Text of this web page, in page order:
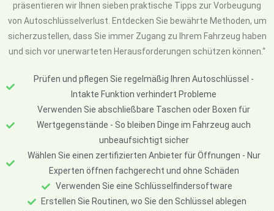
präsentieren wir Ihnen sieben praktische Tipps zur Vorbeugung
von Autoschlüsselverlust. Entdecken Sie bewährte Methoden, um
sicherzustellen, dass Sie immer Zugang zu Ihrem Fahrzeug haben
und sich vor unerwarteten Herausforderungen schützen können.“
Prüfen und pflegen Sie regelmäßig Ihren Autoschlüssel -
Intakte Funktion verhindert Probleme
Verwenden Sie abschließbare Taschen oder Boxen für
Wertgegenstände - So bleiben Dinge im Fahrzeug auch
unbeaufsichtigt sicher
Wählen Sie einen zertifizierten Anbieter für Öffnungen - Nur
Experten öffnen fachgerecht und ohne Schäden
Verwenden Sie eine Schlüsselfindersoftware
Erstellen Sie Routinen, wo Sie den Schlüssel ablegen